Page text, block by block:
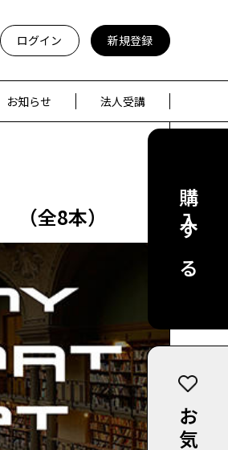
ログイン 新規登録
お知らせ 法人受講
（全8本） 購入する